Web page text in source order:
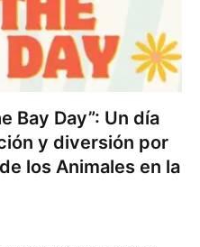
Bay Day”: Un día
y diversión por
los Animales en la